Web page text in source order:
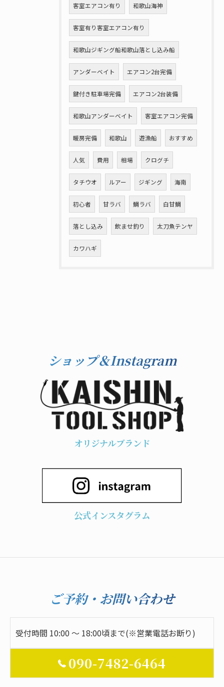
客室エアコン有り 和歌山海神
客室有り客室エアコン有り
和歌山ジギング船和歌山落とし込み船
アンダーベイト エアコン2台完備
鍵付き駐車場完備 エアコン2台装備
和歌山アンダーベイト 客室エアコン完備
暖房完備 和歌山 遊漁船 おすすめ
人気 費用 相場 クログチ
タチウオ ルアー ジギング 海南
初心者 甘ラバ 鯛ラバ 白甘鯛
落とし込み 飲ませ釣り 太刀魚テンヤ
カワハギ
ショップ＆Instagram
オリジナルブランド
公式インスタグラム
ご予約・お問い合わせ
受付時間 10:00 ～ 18:00頃まで(※営業電話お断り)
090-7482-6464